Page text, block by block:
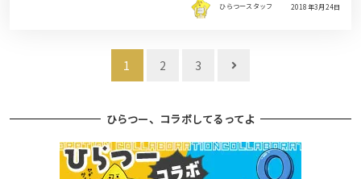
ひらつースタッフ 2018年3月24日
ビ
1 2 3
ひらつー、コラボしてるってよ